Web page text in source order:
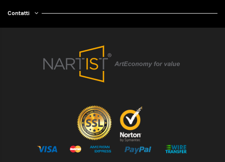
Contatti